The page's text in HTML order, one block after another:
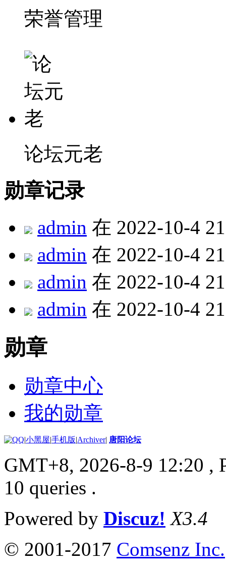
荣誉管理
论坛元老
勋章记录
admin 在 2022-10-4
admin 在 2022-10-4
admin 在 2022-10-4
admin 在 2022-10-4
勋章
勋章中心
我的勋章
|小黑屋|手机版|Archiver| 唐阳论坛
GMT+8, 2026-8-9 12:20 ,
10 queries .
Powered by Discuz! X3.4
© 2001-2017 Comsenz Inc.